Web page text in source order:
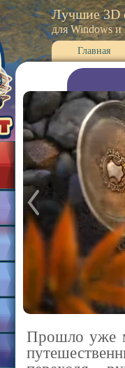
Лучшие 3D
для Windows и
Главная
Прошло уже